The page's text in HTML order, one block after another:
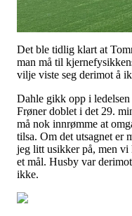
Det ble tidlig klart at
man må til
vilje viste seg derimot å
Dahle gikk opp i
Frøner doblet i det 29.
må nok innrømme at
tilsa. Om det utsagnet er
jeg litt usikker på, men vi
et mål. Husby var
ikke.